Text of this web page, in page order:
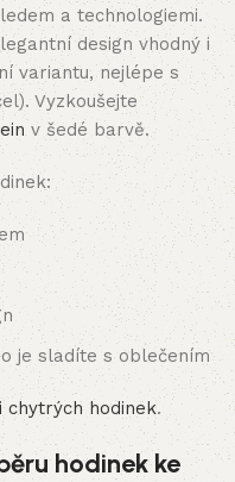
a technologiemi.
design vhodný i
variantu, nejlépe s
Vyzkoušejte
v šedé barvě.
je sladíte s oblečením
chytrých hodinek.
hodinek ke